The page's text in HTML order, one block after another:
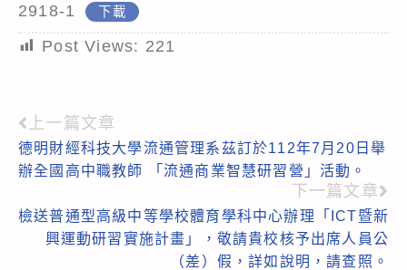
2918-1 下載
Post Views: 221
Read
more
上一篇文章
德明財經科技大學流通管理系茲訂於112年7月20日舉
辦全國高中職教師 「流通商業智慧研習營」活動。
下一篇文章
檢送普通型高級中等學校體育學科中心辦理「ICT暨新
興運動研習實施計畫」，敬請貴校核予出席人員公
（差）假，詳如說明，請查照。